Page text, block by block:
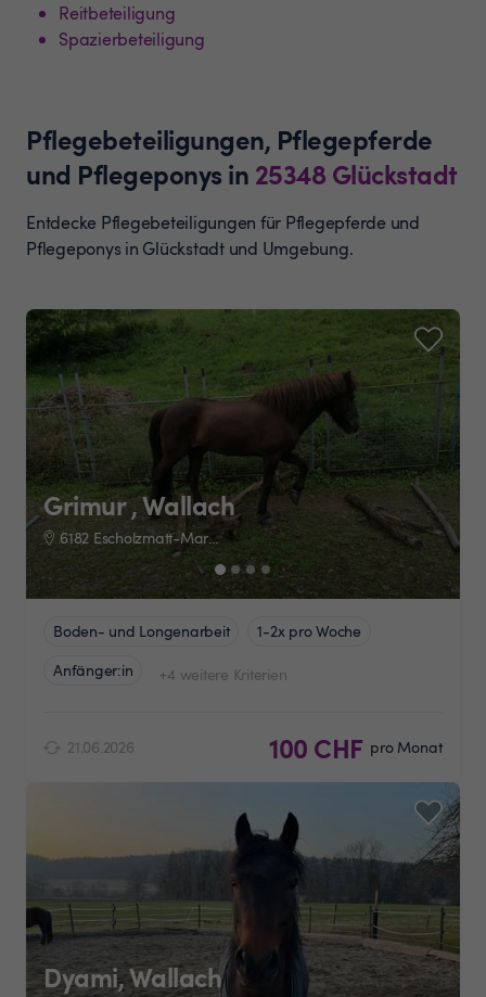
Reitbeteiligung
Spazierbeteiligung
Pflegebeteiligungen, Pflegepferde
und Pflegeponys in 25348 Glückstadt
Entdecke Pflegebeteiligungen für Pflegepferde und
Pflegeponys in Glückstadt und Umgebung.
Grimur , Wallach
6182 Escholzmatt-Marbach
Boden- und Longenarbeit
1-2x pro Woche
Anfänger:in
+4 weitere Kriterien
21.06.2026 100 CHF pro Monat
Dyami, Wallach